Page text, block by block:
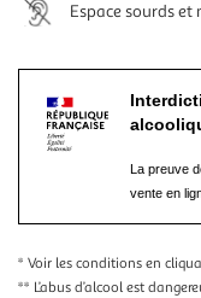
Espace sourds
La preuve
vente en
* Voir les conditions en
** L’abus d’alcool est